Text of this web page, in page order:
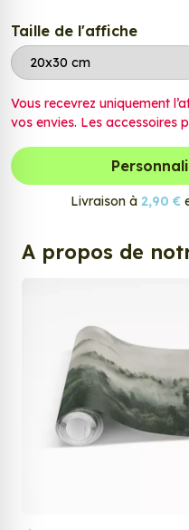
Taille de l'affiche
Vous recevrez uniquement
vos envies. Les accessoires
Livraison à 2,90 €
A propos de